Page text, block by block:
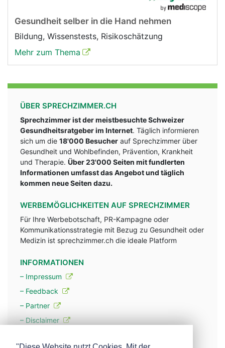
Gesundheit selber in die Hand nehmen
Bildung, Wissenstests, Risikoschätzung
Mehr zum Thema
ÜBER SPRECHZIMMER.CH
Sprechzimmer ist der meistbesuchte Schweizer
Gesundheitsratgeber im Internet. Täglich informieren
sich um die 18'000 Besucher auf Sprechzimmer über
Gesundheit und Wohlbefinden, Prävention, Krankheit
und Therapie. Über 23'000 Seiten mit fundlerten
Informationen umfasst das Angebot und täglich
kommen neue Seiten dazu.
WERBEMÖGLICHKEITEN AUF SPRECHZIMMER
Für Ihre Werbebotschaft, PR-Kampagne oder
Kommunikationsstrategie mit Bezug zu Gesundheit oder
Medizin ist sprechzimmer.ch die ideale Platform
INFORMATIONEN
– Impressum
– Feedback
– Partner
– Disclaimer